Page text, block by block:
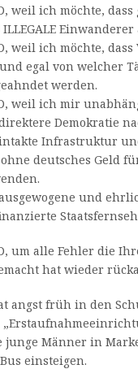
weil ich möchte, dass
weil ich möchte,
egal von welcher
werden.
weil ich mir
Demokratie
Infrastruktur
deutsches Geld
und
um alle Fehler die
hat wieder
angst früh in den
junge Männer in
einsteigen.